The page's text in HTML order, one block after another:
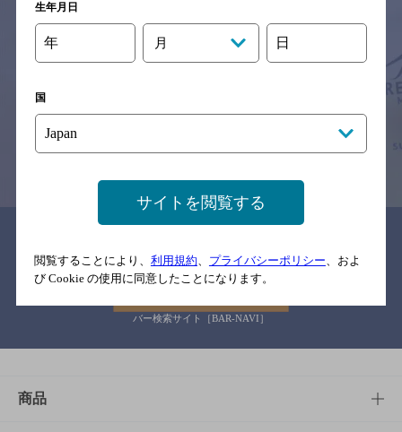
サイトマップ ご意見・ご感想 利用規約
念のためお店にご確認の上ご来店くださいますようお願い申し上げま
す。
バー検索サイト［BAR-NAVI］
商品
生年月日
年 月 日
国
サイトを閲覧する
閲覧することにより、 利用規約、 プライバシーポリシー、およ
び Cookie の使用に同意したことになります。